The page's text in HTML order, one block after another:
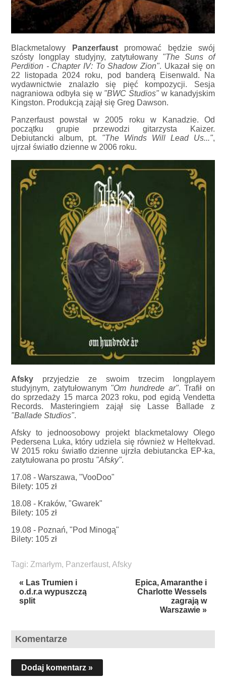
Blackmetalowy Panzerfaustpromować będzie swój
szósty longplay studyjny, zatytułowany "The Suns of
Perdition - Chapter IV: To Shadow Zion". Ukazał się on
22 listopada 2024 roku, pod banderą Eisenwald. Na
wydawnictwie znalazło się pięć kompozycji. Sesja
nagraniowa odbyła się w"BWC Studios"w kanadyjskim
Kingston. Produkcją zajął się Greg Dawson.
Panzerfaust powstał w 2005 roku w Kanadzie. Od
początku grupie przewodzi gitarzysta Kaizer.
Debiutancki album, pt. "The Winds Will Lead Us...",
ujrzał światło dzienne w 2006 roku.
Afsky przyjedzie ze swoim trzecim longplayem
studyjnym, zatytułowanym "Om hundrede ar". Trafił on
do sprzedaży 15 marca 2023 roku, pod egidą Vendetta
Records. Masteringiem zajął się Lasse Ballade z
"Ballade Studios".
Afsky to jednoosobowy projekt blackmetalowy Olego
Pedersena Luka, który udziela się również w Heltekvad.
W 2015 roku światło dzienne ujrzła debiutancka EP-ka,
zatytułowana po prostu "Afsky".
17.08 - Warszawa, "VooDoo"
Bilety: 105 zł
18.08 - Kraków, "Gwarek"
Bilety: 105 zł
19.08 - Poznań, "Pod Minogą"
Bilety: 105 zł
Tagi: Zmarłym, Panzerfaust,Afsky
« Las Trumien i
o.d.r.a wypuszczą
split
Epica, Amaranthe i
Charlotte Wessels
zagrają w
Warszawie »
Komentarze
Dodaj komentarz »